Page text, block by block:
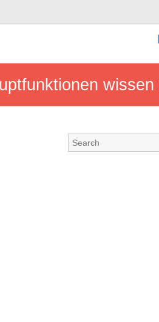
wissen